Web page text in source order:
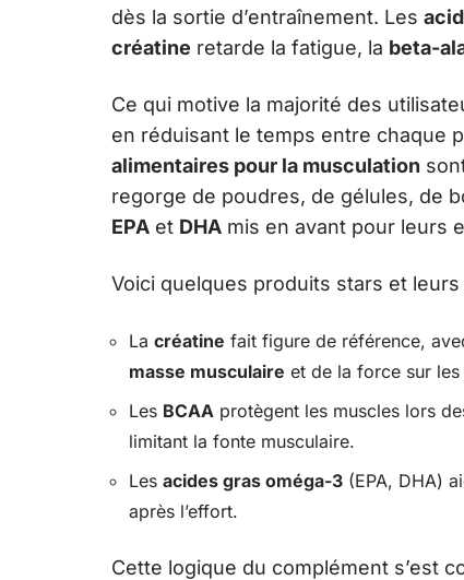
dès la sortie d’entraînement. Les
créatine retarde la fatigue, la beta-
Ce qui motive la majorité des
en réduisant le temps entre chaque
alimentaires pour la musculation
regorge de poudres, de gélules, de
EPA et DHA mis en avant pour leurs
Voici quelques produits stars et
La créatine fait figure de référence,
masse musculaire et de la force sur
Les BCAA protègent les muscles lors
limitant la fonte musculaire.
Les acides gras oméga-3 (EPA, DHA)
après l’effort.
Cette logique du complément s’est